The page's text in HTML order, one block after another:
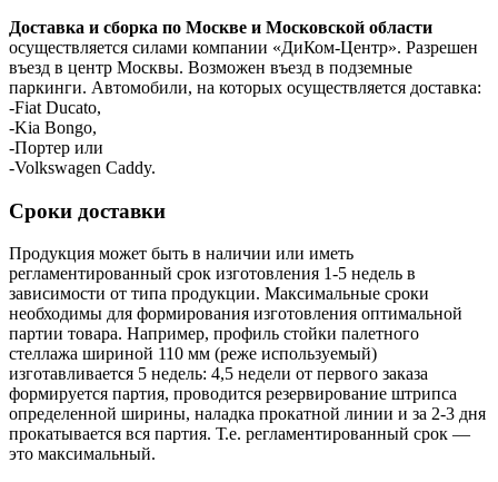
Доставка и сборка по Москве и Московской области
осуществляется силами компании «ДиКом-Центр». Разрешен
въезд в центр Москвы. Возможен въезд в подземные
паркинги. Автомобили, на которых осуществляется доставка:
-Fiat Ducato,
-Kia Bongo,
-Портер или
-Volkswagen Caddy.
Сроки доставки
Продукция может быть в наличии или иметь
регламентированный срок изготовления 1-5 недель в
зависимости от типа продукции. Максимальные сроки
необходимы для формирования изготовления оптимальной
партии товара. Например, профиль стойки палетного
стеллажа шириной 110 мм (реже используемый)
изготавливается 5 недель: 4,5 недели от первого заказа
формируется партия, проводится резервирование штрипса
определенной ширины, наладка прокатной линии и за 2-3 дня
прокатывается вся партия. Т.е. регламентированный срок —
это максимальный.